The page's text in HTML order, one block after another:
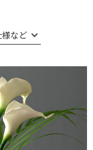
など